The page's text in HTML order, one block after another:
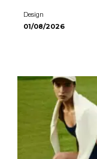
Design
01/08/2026